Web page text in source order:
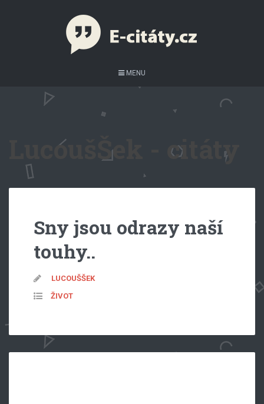
MENU
LucoušŠek - citáty
Sny jsou odrazy naší
touhy..
LUCOUŠŠEK
ŽIVOT